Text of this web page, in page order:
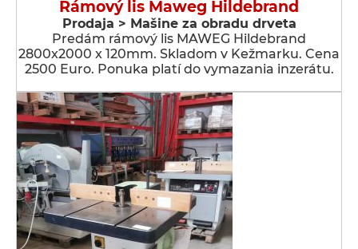
Rámový lis Maweg Hildebrand
Prodaja > Мašine za obradu drveta
Predám rámový lis MAWEG Hildebrand
2800x2000 x 120mm. Skladom v Kežmarku. Cena
2500 Euro. Ponuka platí do vymazania inzerátu.